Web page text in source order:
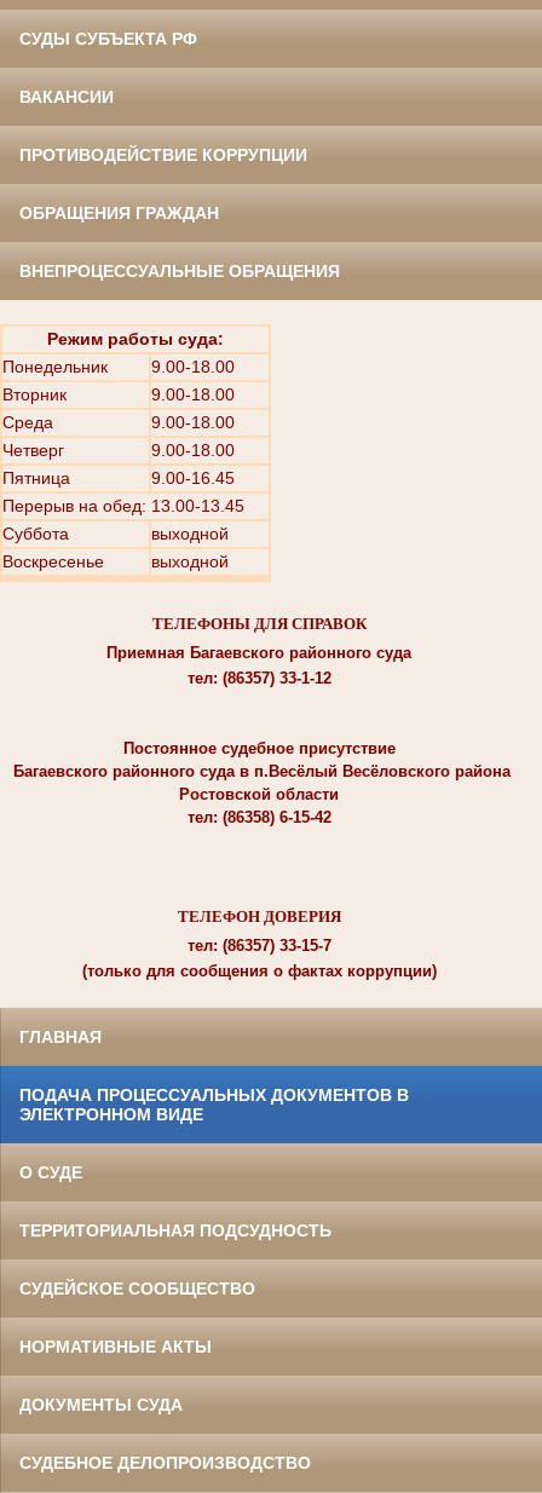
СУДЫ СУБЪЕКТА РФ
ВАКАНСИИ
ПРОТИВОДЕЙСТВИЕ КОРРУПЦИИ
ОБРАЩЕНИЯ ГРАЖДАН
ВНЕПРОЦЕССУАЛЬНЫЕ ОБРАЩЕНИЯ
Режим работы суда:
Понедельник
9.00-18.00
Вторник
9.00-18.00
Среда
9.00-18.00
Четверг
9.00-18.00
Пятница
9.00-16.45
Перерыв на обед: 13.00-13.45
Суббота
выходной
Воскресенье
выходной
ТЕЛЕФОНЫ ДЛЯ СПРАВОК
Приемная Багаевского районного суда
тел: (86357) 33-1-12
Постоянное судебное присутствие
Багаевского районного суда в п.Весёлый Весёловского района
Ростовской области
тел: (86358) 6-15-42
ТЕЛЕФОН ДОВЕРИЯ
тел: (86357) 33-15-7
(только для сообщения о фактах коррупции)
ГЛАВНАЯ
ПОДАЧА ПРОЦЕССУАЛЬНЫХ ДОКУМЕНТОВ В
ЭЛЕКТРОННОМ ВИДЕ
О СУДЕ
ТЕРРИТОРИАЛЬНАЯ ПОДСУДНОСТЬ
СУДЕЙСКОЕ СООБЩЕСТВО
НОРМАТИВНЫЕ АКТЫ
ДОКУМЕНТЫ СУДА
СУДЕБНОЕ ДЕЛОПРОИЗВОДСТВО